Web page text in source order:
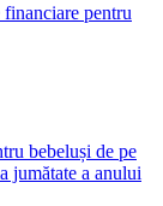
pentru
bebeluși de pe
jumătate a anului